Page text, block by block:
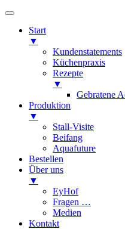
Start
▼
Kundenstatements
Küchenpraxis
Rezepte
▼
Gebratene
Produktion
▼
Stall-Visite
Beifang
Aquafuture
Bestellen
Über uns
▼
EyHof
Fragen …
Medien
Kontakt